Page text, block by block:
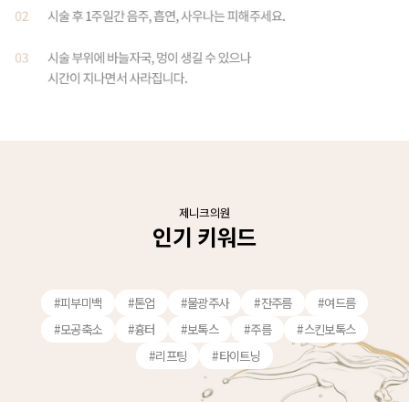
제니크의원
인기 키워드
#피부미백 #톤업 #물광주사 #잔주름
#여드름
#모공축소
#흉터 #보톡스 #주름
#스킨보톡스
#리프팅
#타이트닝